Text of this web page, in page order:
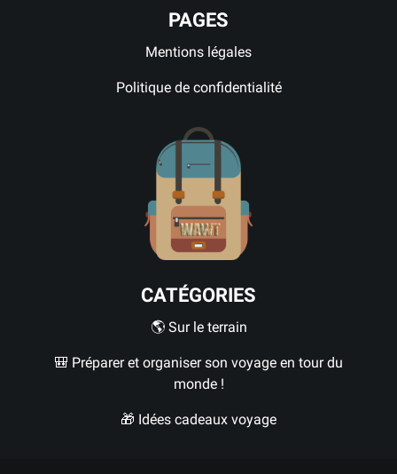
PAGES
Mentions légales
Politique de confidentialité
CATÉGORIES
🌎 Sur le terrain
🎒 Préparer et organiser son voyage en tour du
monde !
🎁 Idées cadeaux voyage